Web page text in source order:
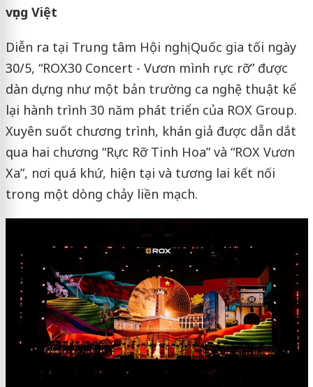
vọng Việt
Diễn ra tại Trung tâm Hội nghị Quốc gia tối ngày
30/5, “ROX30 Concert - Vươn mình rực rỡ” được
dàn dựng như một bản trường ca nghệ thuật kể
lại hành trình 30 năm phát triển của ROX Group.
Xuyên suốt chương trình, khán giả được dẫn dắt
qua hai chương “Rực Rỡ Tinh Hoa” và “ROX Vươn
Xa”, nơi quá khứ, hiện tại và tương lai kết nối
trong một dòng chảy liền mạch.